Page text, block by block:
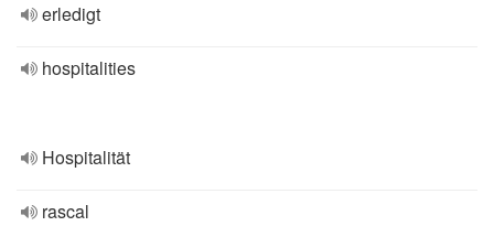
erledigt
hospitalities
Hospitalität
rascal